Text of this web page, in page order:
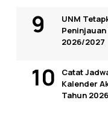
UNM
2026/2027
Catat
Kalender
Tahun 2026